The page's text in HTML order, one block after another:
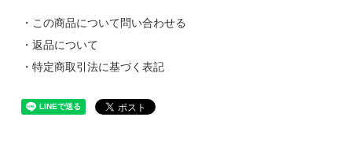
・この商品について問い合わせる
・返品について
・特定商取引法に基づく表記